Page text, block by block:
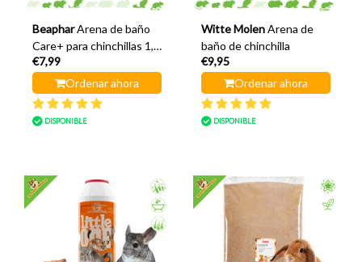
Beaphar Arena de baño
Care+ para chinchillas 1,3
kg
€7,99
Ordenar ahora
DISPONIBLE
Witte Molen Arena de
baño de chinchilla
€9,95
Ordenar ahora
DISPONIBLE